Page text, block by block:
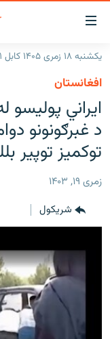
د
لاسرسۍ
وړ
لېنکونه
متن
ته
ورتلل
اصلي
ته
مراجعه
راپورونه
افغانستان
سیمه
خبرونه
افغانستان
د خپرونو جدول
انځوریزه برخه
د کډوالۍ بحران
اړیکه
یکشنبه ۱۸ زمری ۱۴۰۵ کابل ۰۹:۱۱
افغانستان
ایراني
د غبرګونونو
توکمیز توپیر
زمری ۱۹, ۱۴۰۳
شريکول